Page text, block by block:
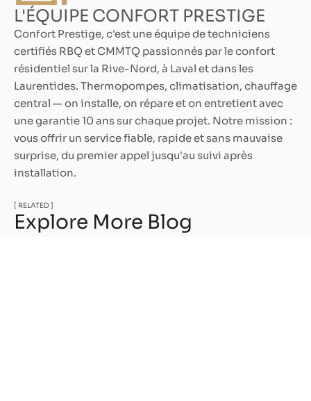
L'ÉQUIPE CONFORT PRESTIGE
Confort Prestige, c'est une équipe de techniciens
certifiés RBQ et CMMTQ passionnés par le confort
résidentiel sur la Rive-Nord, à Laval et dans les
Laurentides. Thermopompes, climatisation, chauffage
central — on installe, on répare et on entretient avec
une garantie 10 ans sur chaque projet. Notre mission :
vous offrir un service fiable, rapide et sans mauvaise
surprise, du premier appel jusqu'au suivi après
installation.
[ RELATED ]
Explore More Blog